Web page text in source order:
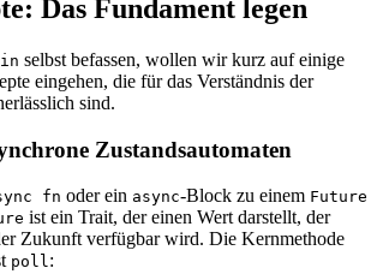
Das Fundament legen
selbst befassen, wollen wir kurz auf einige
eingehen, die für das Verständnis der
sind.
Zustandsautomaten
fn oder ein async-Block zu einem Future
ist ein Trait, der einen Wert darstellt, der
Zukunft verfügbar wird. Die Kernmethode
poll: